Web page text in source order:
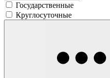
Государственные
Круглосуточные